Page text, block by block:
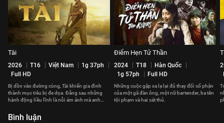
Tài
2026 T16 Việt Nam
1g 37ph
Full HD
Bị dồn vào đường cùng, Tài khiến gia đình
thành mục tiêu bị đe dọa. Đằng sau những
hành động liều lĩnh là nỗi ám ảnh mà anh
Điểm Hẹn Tử Thần
2024 T18
Hàn Quốc
1g 57ph
Full HD
Những cuộc gặp xa lạ lại đủ thay đổi số phận
của một gã đàn ông, một nữ bartender, ba tên
tội phạm và hai sát thủ.
Bình luận